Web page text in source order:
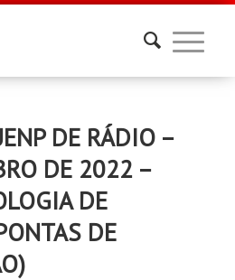
DE RÁDIO –
DE 2022 –
DE
DE